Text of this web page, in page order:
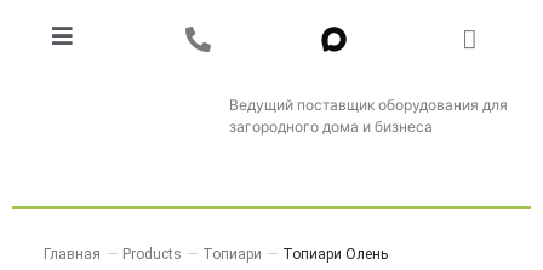
Ведущий поставщик оборудования для
загородного дома и бизнеса
Главная — Products — Топиари — Топиари Олень